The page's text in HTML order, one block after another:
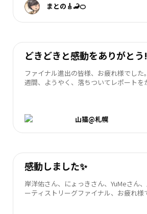
まとの🎸🦂🍊
どきどきと感動をありがとう!
ファイナル進出の皆様、お疲れ様でし
週間、ようやく、落ちついてレポートを
山猫@札幌
感動しました✨
岸洋佑さん、にょっきさん、YuMeさん
ーティストリーグファイナル、お疲れ様